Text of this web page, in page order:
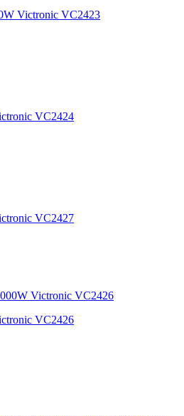
Victronic VC2423
VC2424
VC2427
VC2426